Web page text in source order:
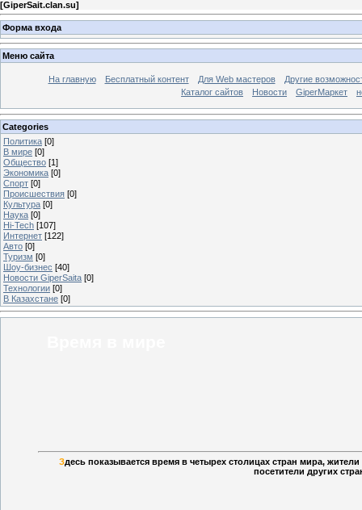
[GiperSait.clan.su]
Форма входа
Меню сайта
На главную Бесплатный контент Для Web мастеров
Другие
Каталог сайтов
Новости GiperМаркет
Categories
Политика [0]
В мире [0]
Общество [1]
Экономика [0]
Спорт [0]
Происшествия [0]
Культура [0]
Наука [0]
Hi-Tech [107]
Интернет [122]
Авто [0]
Туризм [0]
Шоу-бизнес [40]
Новости GiperSaita [0]
Технологии [0]
В Казахстане [0]
Здесь показывается время в четырех столицах стран мира,
посетители других